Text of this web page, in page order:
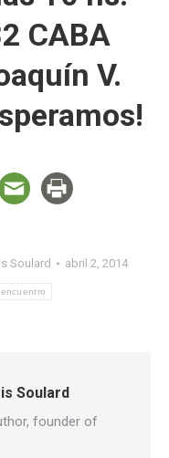
CABA
V.
Soulard abril 2, 2014
encuentro
Soulard
founder of